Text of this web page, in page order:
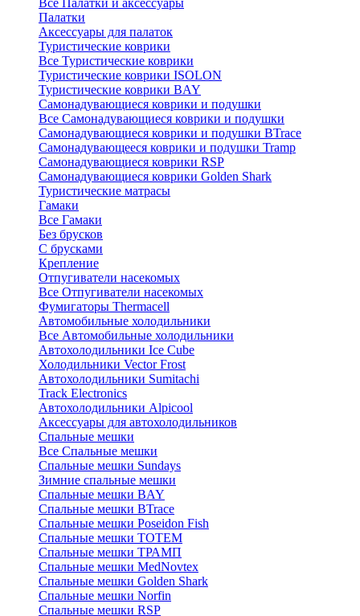
Все Палатки и аксессуары
Палатки
Аксессуары для палаток
Туристические коврики
Все Туристические коврики
Туристические коврики ISOLON
Туристические коврики BAY
Самонадувающиеся коврики и подушки
Все Самонадувающиеся коврики и подушки
Самонадувающиеся коврики и подушки BTrace
Самонадувающееся коврики и подушки Tramp
Самонадувающиеся коврики RSP
Самонадувающиеся коврики Golden Shark
Туристические матрасы
Гамаки
Все Гамаки
Без брусков
С брусками
Крепление
Отпугиватели насекомых
Все Отпугиватели насекомых
Фумигаторы Thermacell
Автомобильные холодильники
Все Автомобильные холодильники
Автохолодильники Ice Cube
Холодильники Vector Frost
Автохолодильники Sumitachi
Track Electronics
Автохолодильники Alpicool
Аксессуары для автохолодильников
Спальные мешки
Все Спальные мешки
Спальные мешки Sundays
Зимние спальные мешки
Спальные мешки BAY
Спальные мешки BTrace
Спальные мешки Poseidon Fish
Спальные мешки ТОТЕМ
Спальные мешки ТРАМП
Cпальные мешки MedNovtex
Спальные мешки Golden Shark
Спальные мешки Norfin
Спальные мешки RSP